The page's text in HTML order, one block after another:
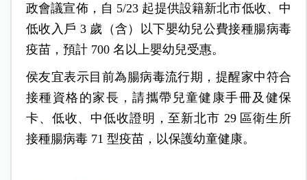
政會議宣佈，自 5/23 起提供設籍新北市低收、中
低收入戶 3 歲（含）以下嬰幼兒公費接種腸病毒
疫苗，預計 700 名以上嬰幼兒受惠。
侯友宜表示目前為腸病毒流行期，提醒家中符合
接種資格的家長，請攜帶兒童健康手冊及健保
卡、低收、中低收證明，至新北市 29 區衛生所
接種腸病毒 71 型疫苗，以保護幼童健康。